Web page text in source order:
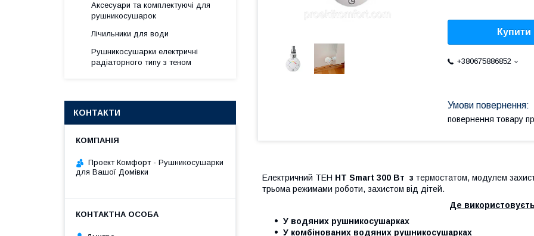
Купити
+380675886852
повернення товару
Електричний ТЕН HT Smart 300 Вт з термостатом, модулем
трьома режимами роботи, захистом від дітей.
Де
У водяних рушникосушарках
У комбінованих водяних рушникосушарках
Аксесуари та комплектуючі для
рушникосушарок
Лічильники для води
Рушникосушарки електричні
радіаторного типу з теном
КОНТАКТИ
Проект Комфорт - Рушникосушарки
для Вашої Домівки